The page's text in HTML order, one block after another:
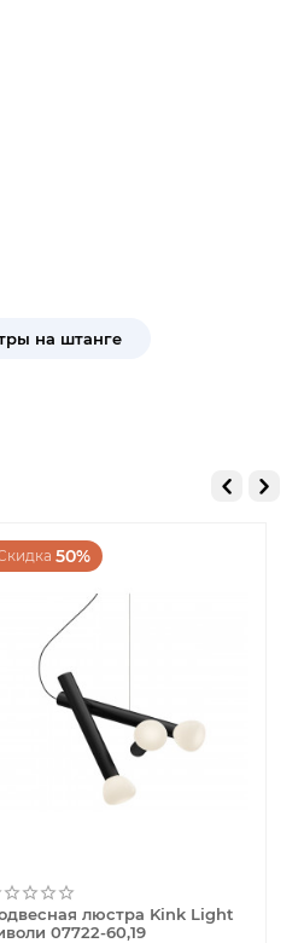
на штанге
50%
люстра Kink Light
07722-60,19